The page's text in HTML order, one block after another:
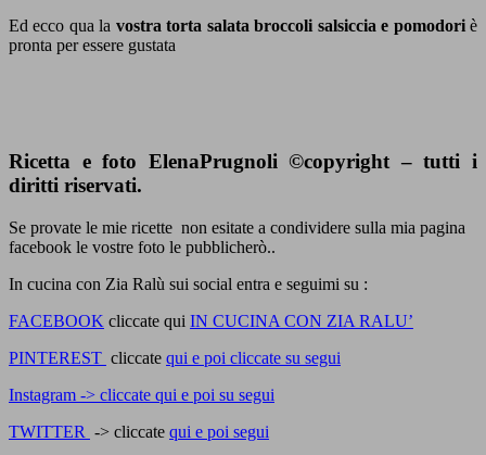
Ed ecco qua la vostra torta salata broccoli salsiccia e pomodoriè
pronta per essere gustata
Ricetta e foto ElenaPrugnoli ©copyright – tutti i
diritti riservati.
Se provate le mie ricette non esitate a condividere sulla mia pagina
facebook le vostre foto le pubblicherò..
In cucina con Zia Ralù sui social entra e seguimi su :
FACEBOOK cliccate qui IN CUCINA CON ZIA RALU’
PINTEREST cliccate qui e poi cliccate su segui
Instagram -> cliccate qui e poi su segui
TWITTER -> cliccate qui e poi segui